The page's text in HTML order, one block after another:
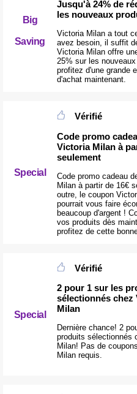
Big
Saving
Jusqu'à 24% de
les nouveaux
Victoria Milan a tout
avez besoin, il suffit
Victoria Milan offre
25% sur les
profitez d'une grande
d'achat maintenant.
Special
Vérifié
Code promo
Victoria Milan à
seulement
Code promo cadeau
Milan à partir de 16€
outre, le coupon
pourrait vous faire
beaucoup d'argent !
vos produits dès
profitez de cette
Special
Vérifié
2 pour 1 sur les
sélectionnés chez
Milan
Dernière chance! 2
produits sélectionnés
Milan! Pas de
Milan requis.